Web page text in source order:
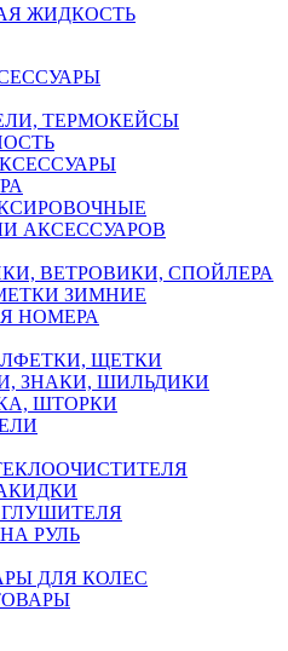
ЖИДКОСТЬ
ТЕРМОКЕЙСЫ
АКСЕССУАРОВ
ВЕТРОВИКИ, СПОЙЛЕРА
ЗИМНИЕ
НОМЕРА
ЩЕТКИ
ЗНАКИ, ШИЛЬДИКИ
ШТОРКИ
РУЛЬ
ДЛЯ КОЛЕС